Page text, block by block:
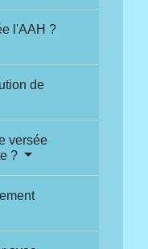
l'AAH ?
de
versée
?